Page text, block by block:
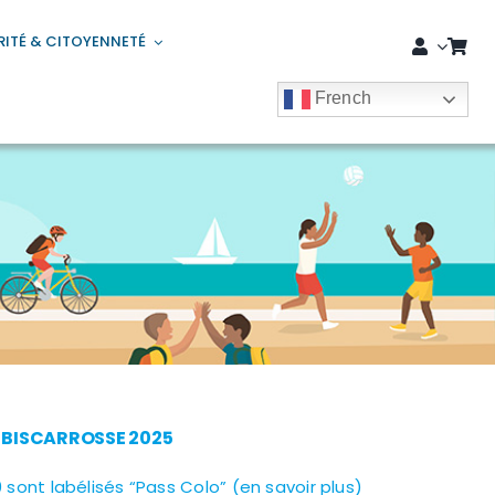
& CITOYENNETÉ
French
BISCARROSSE 2025
labélisés “Pass Colo” (en savoir plus)